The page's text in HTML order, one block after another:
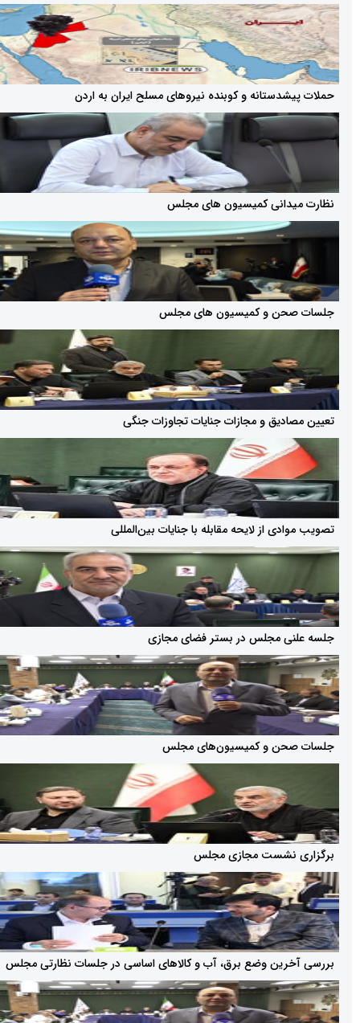
و کوبنده نیروهای مسلح ایران به اردن
کمیسیون های مجلس
و کمیسیون های مجلس
و مجازات جنایات تجاوزات جنگی
از لایحه مقابله با جنایات بین‌المللی
مجلس در بستر فضای مجازی
و کمیسیون‌های مجلس
نشست مجازی مجلس
وضع برق، آب و کالاهای اساسی در جلسات نظارتی مجلس